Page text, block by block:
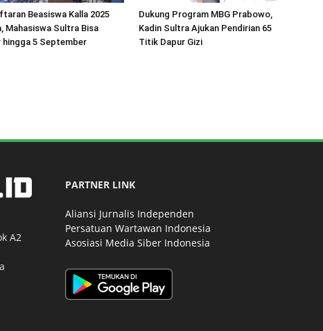
Beasiswa Kalla 2025
Mahasiswa Sultra Bisa
5 September
Dukung Program MBG Prabowo,
Kadin Sultra Ajukan Pendirian 65
Titik Dapur Gizi
A2
PARTNER LINK
Aliansi Jurnalis Independen
Persatuan Wartawan Indonesia
Asosiasi Media Siber Indonesia